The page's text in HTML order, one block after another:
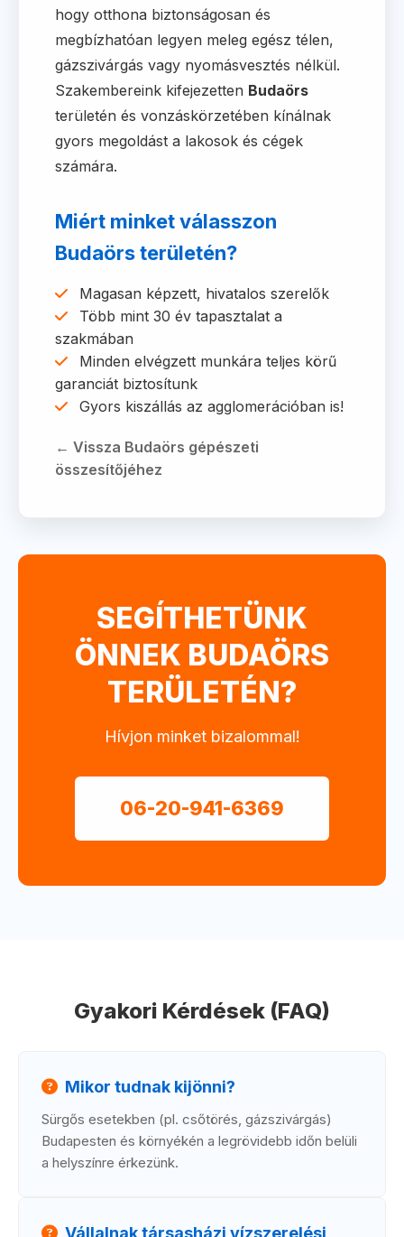
hogy otthona biztonságosan és
megbízhatóan legyen meleg egész télen,
gázszivárgás vagy nyomásvesztés nélkül.
Szakembereink kifejezetten Budaörs
területén és vonzáskörzetében kínálnak
gyors megoldást a lakosok és cégek
számára.
Miért minket válasszon
Budaörs területén?
Magasan képzett, hivatalos szerelők
Több mint 30 év tapasztalat a
szakmában
Minden elvégzett munkára teljes körű
garanciát biztosítunk
Gyors kiszállás az agglomerációban is!
← Vissza Budaörs gépészeti
összesítőjéhez
SEGÍTHETÜNK
ÖNNEK BUDAÖRS
TERÜLETÉN?
Hívjon minket bizalommal!
06-20-941-6369
Gyakori Kérdések (FAQ)
Mikor tudnak kijönni?
Sürgős esetekben (pl. csőtörés, gázszivárgás)
Budapesten és környékén a legrövidebb időn belüli
a helyszínre érkezünk.
Vállalnak társasházi vízszerelési